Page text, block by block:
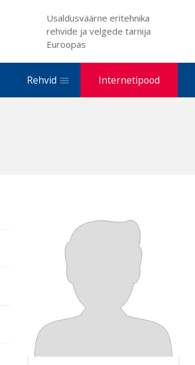
Usaldusväärne eritehnika
rehvide ja velgede tarnija
Euroopas
Rehvid Internetipood